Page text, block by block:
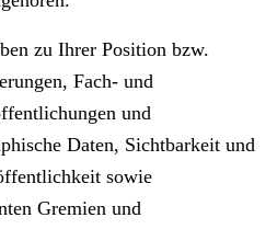
zu Ihrer Position bzw.
Fach- und
und
Daten, Sichtbarkeit und
sowie
Gremien und